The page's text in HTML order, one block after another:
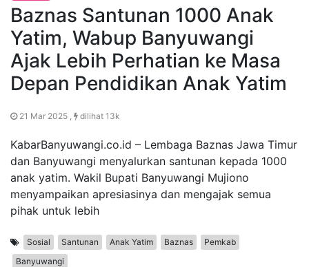
Baznas Santunan 1000 Anak
Yatim, Wabup Banyuwangi
Ajak Lebih Perhatian ke Masa
Depan Pendidikan Anak Yatim
21 Mar 2025 , dilihat 13k
KabarBanyuwangi.co.id – Lembaga Baznas Jawa Timur
dan Banyuwangi menyalurkan santunan kepada 1000
anak yatim. Wakil Bupati Banyuwangi Mujiono
menyampaikan apresiasinya dan mengajak semua
pihak untuk lebih
Sosial Santunan Anak Yatim Baznas
Pemkab
Banyuwangi